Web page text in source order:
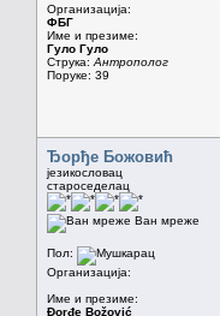
Организација:
ФБГ
Име и презиме:
Гуло Гуло
Струка: Антрополог
Поруке: 39
Ђорђе Божовић
језикословац
староседелац
Ван мреже
Пол:
Организација:
Име и презиме:
Đorđe Božović